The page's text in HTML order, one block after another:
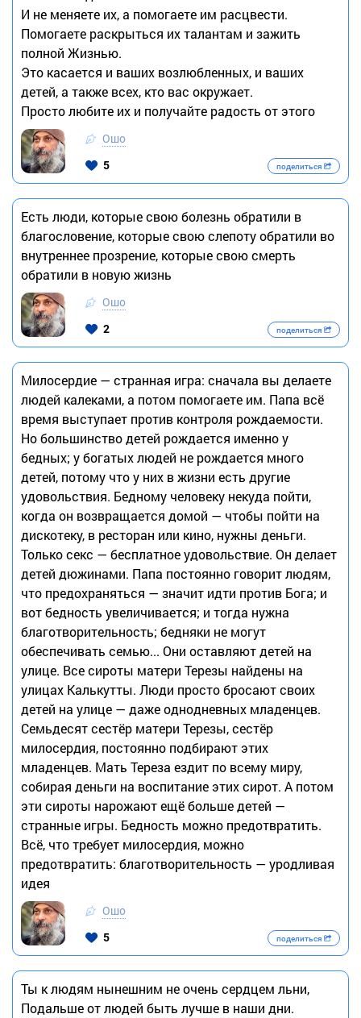
И не меняете их, а помогаете им расцвести.
Помогаете раскрыться их талантам и зажить
полной Жизнью.
Это касается и ваших возлюбленных, и ваших
детей, а также всех, кто вас окружает.
Просто любите их и получайте радость от этого
Ошо
5
поделиться
Есть люди, которые свою болезнь обратили в
благословение, которые свою слепоту обратили во
внутреннее прозрение, которые свою смерть
обратили в новую жизнь
Ошо
2
поделиться
Милосердие — странная игра: сначала вы делаете
людей калеками, а потом помогаете им. Папа всё
время выступает против контроля рождаемости.
Но большинство детей рождается именно у
бедных; у богатых людей не рождается много
детей, потому что у них в жизни есть другие
удовольствия. Бедному человеку некуда пойти,
когда он возвращается домой — чтобы пойти на
дискотеку, в ресторан или кино, нужны деньги.
Только секс — бесплатное удовольствие. Он делает
детей дюжинами. Папа постоянно говорит людям,
что предохраняться — значит идти против Бога; и
вот бедность увеличивается; и тогда нужна
благотворительность; бедняки не могут
обеспечивать семью... Они оставляют детей на
улице. Все сироты матери Терезы найдены на
улицах Калькутты. Люди просто бросают своих
детей на улице — даже однодневных младенцев.
Семьдесят сестёр матери Терезы, сестёр
милосердия, постоянно подбирают этих
младенцев. Мать Тереза ездит по всему миру,
собирая деньги на воспитание этих сирот. А потом
эти сироты нарожают ещё больше детей —
странные игры. Бедность можно предотвратить.
Всё, что требует милосердия, можно
предотвратить: благотворительность — уродливая
идея
Ошо
5
поделиться
Ты к людям нынешним не очень сердцем льни,
Подальше от людей быть лучше в наши дни.